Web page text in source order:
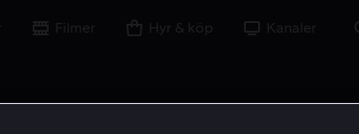
Filmer Hyr & köp Kanaler